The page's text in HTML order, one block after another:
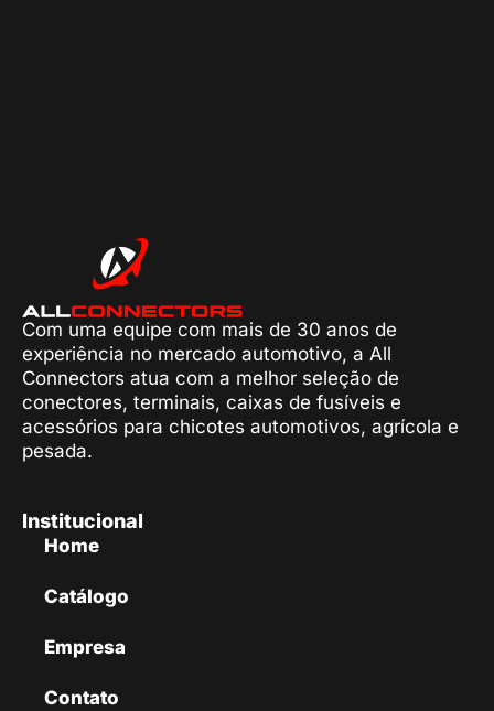
Com uma equipe com mais de 30 anos de
experiência no mercado automotivo, a All
Connectors atua com a melhor seleção de
conectores, terminais, caixas de fusíveis e
acessórios para chicotes automotivos, agrícola e
pesada.
Institucional
Home
Catálogo
Empresa
Contato